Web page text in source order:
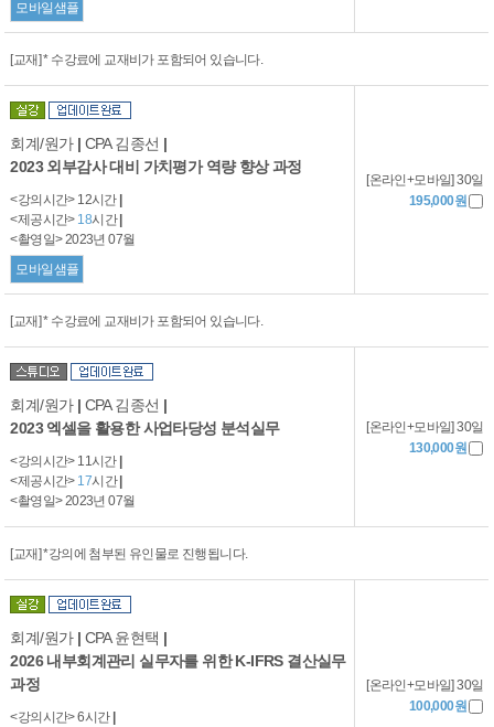
모바일샘플
[교재] * 수강료에 교재비가 포함되어 있습니다.
회계/원가 | CPA 김종선 |
2023 외부감사 대비 가치평가 역량 향상 과정
<강의시간> 12시간
<제공시간> 18시간
<촬영일> 2023년 07월
모바일샘플
[온라인+모바일] 30일
195,000원
[교재] * 수강료에 교재비가 포함되어 있습니다.
회계/원가 | CPA 김종선 |
2023 엑셀을 활용한 사업타당성 분석실무
<강의시간> 11시간
<제공시간> 17시간
<촬영일> 2023년 07월
[온라인+모바일] 30일
130,000원
[교재] *강의에 첨부된 유인물로 진행됩니다.
회계/원가 | CPA 윤현택 |
2026 내부회계관리 실무자를 위한 K-IFRS 결산실무
과정
<강의시간> 6시간
[온라인+모바일] 30일
100,000원